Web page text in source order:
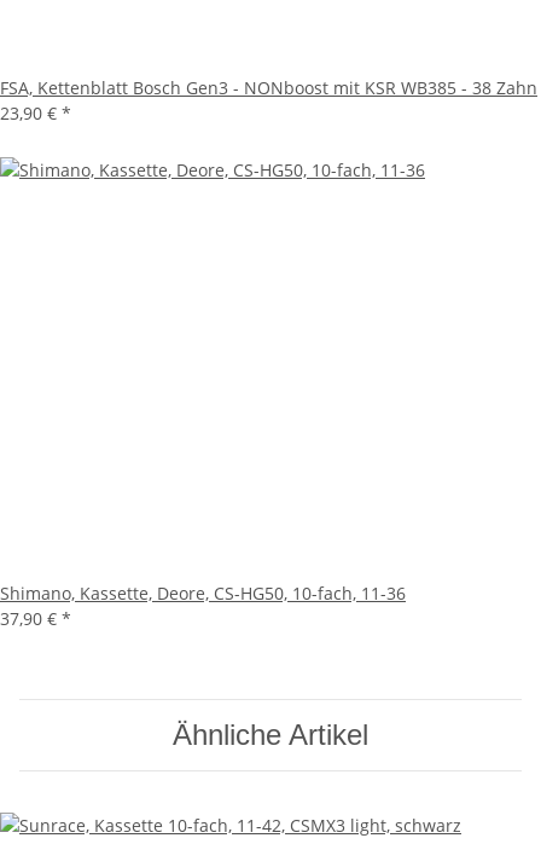
FSA, Kettenblatt Bosch Gen3 - NONboost mit KSR WB385 - 38 Zahn
23,90 € *
Shimano, Kassette, Deore, CS-HG50, 10-fach, 11-36
37,90 € *
Ähnliche Artikel